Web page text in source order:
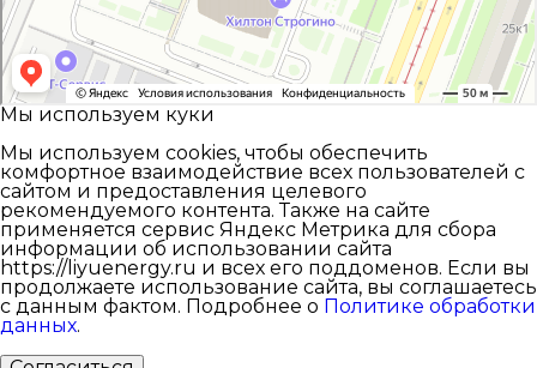
Мы используем куки
Мы используем cookies, чтобы обеспечить
комфортное взаимодействие всех пользователей с
сайтом и предоставления целевого
рекомендуемого контента. Также на сайте
применяется сервис Яндекс Метрика для сбора
информации об использовании сайта
https://liyuenergy.ru и всех его поддоменов. Если вы
продолжаете использование сайта, вы соглашаетесь
с данным фактом. Подробнее о Политике обработки
данных.